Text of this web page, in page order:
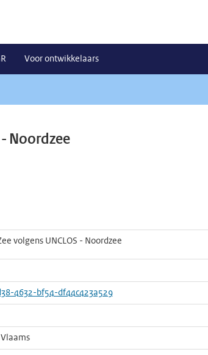
Voor ontwikkelaars
- Noordzee
volgens UNCLOS - Noordzee
4632-bf54-df44c423a529